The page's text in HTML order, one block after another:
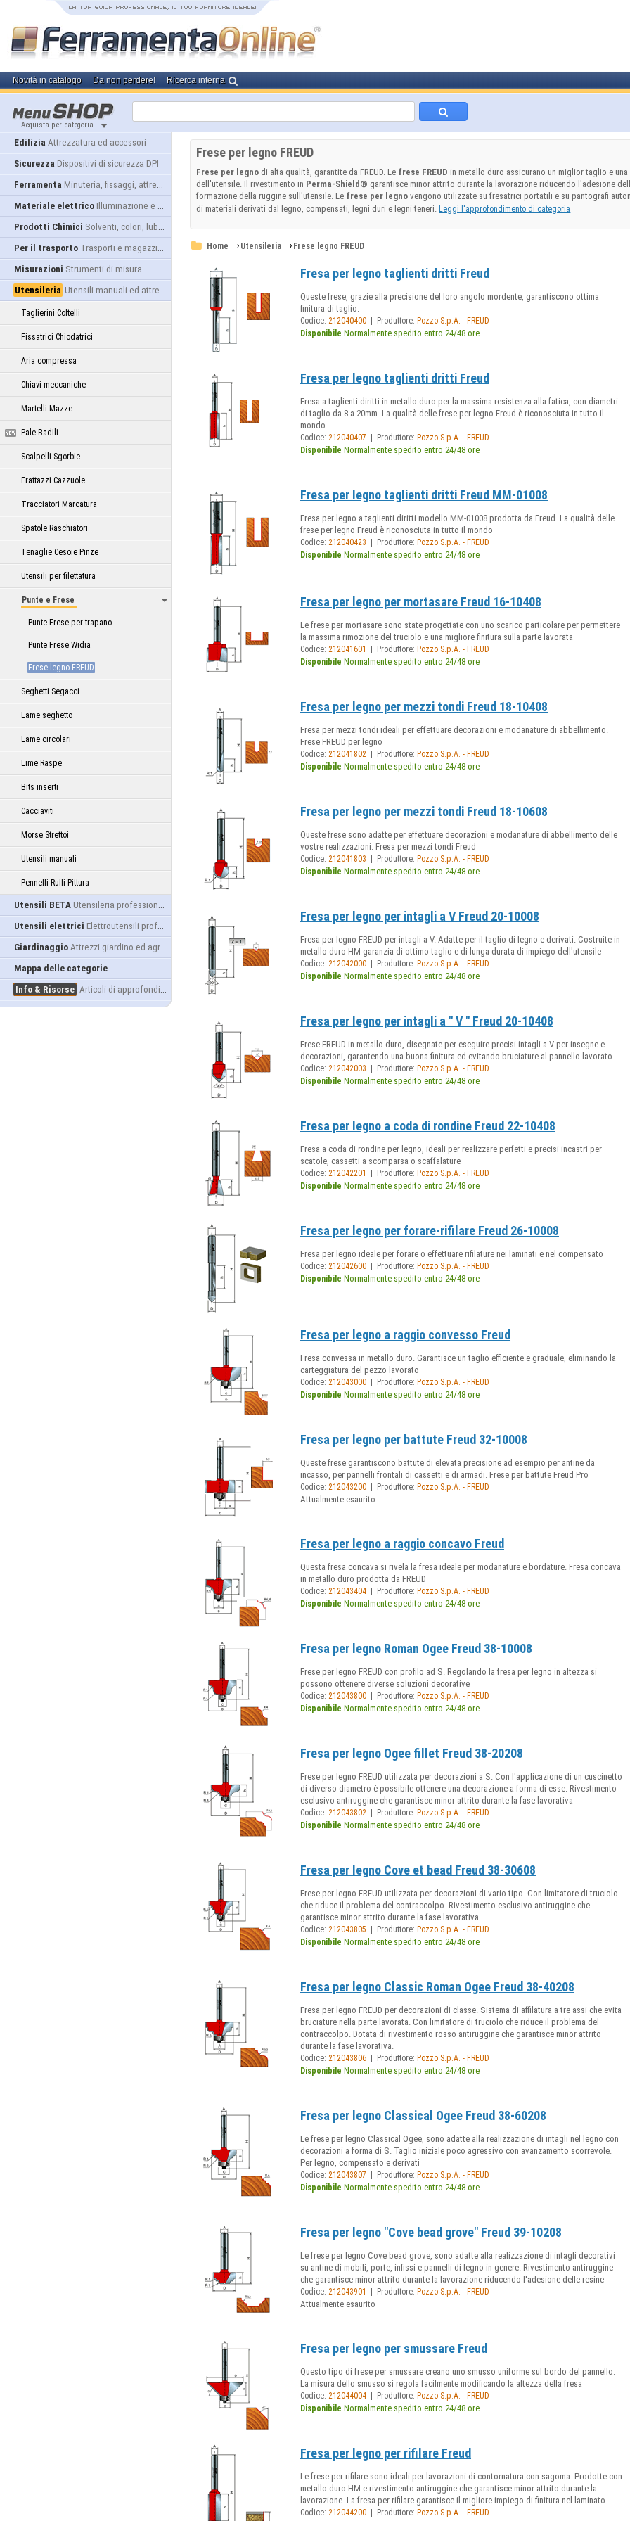
Novità in catalogo Da non perdere! Ricerca interna
Acquista per categoria
Edilizia Attrezzatura ed accessori
Sicurezza Dispositivi di sicurezza DPI
Ferramenta Minuteria, fissaggi, attrezzatura
Materiale elettrico Illuminazione e alimentazione
Prodotti Chimici Solventi, colori, lubrificanti...
Per il trasporto Trasporti e magazzino
Misurazioni Strumenti di misura
Utensileria Utensili manuali ed attrezzature
Taglierini Coltelli
Fissatrici Chiodatrici
Aria compressa
Chiavi meccaniche
Martelli Mazze
Pale Badili
Scalpelli Sgorbie
Frattazzi Cazzuole
Tracciatori Marcatura
Spatole Raschiatori
Tenaglie Cesoie Pinze
Utensili per filettatura
Punte e Frese
Punte Frese per trapano
Punte Frese Widia
Frese legno FREUD
Seghetti Segacci
Lame seghetto
Lame circolari
Lime Raspe
Bits inserti
Cacciaviti
Morse Strettoi
Utensili manuali
Pennelli Rulli Pittura
Utensili BETA Utensileria professionale
Utensili elettrici Elettroutensili professionali
Giardinaggio Attrezzi giardino ed agricoltura
Mappa delle categorie
Info & Risorse Articoli di approfondimento
Frese per legno FREUD
Frese per legno di alta qualità, garantite da FREUD. Le frese FREUD in metallo duro assicurano un miglior taglio e
dell'utensile. Il rivestimento in Perma-Shield® garantisce minor attrito durante la lavorazione riducendo l'adesione
formazione della ruggine sull'utensile. Le frese per legno vengono utilizzate su fresatrici portatili e su pantografi
di materiali derivati dal legno, compensati, legni duri e legni teneri.Leggi l'approfondimento di categoria
Home › Utensileria › Frese legno FREUD
Fresa per legno taglienti dritti Freud
Queste frese, grazie alla precisione del loro angolo mordente, garantiscono ottima
finitura di taglio.
Codice:212040400 | Produttore: Pozzo S.p.A. - FREUD
Disponibile Normalmente spedito entro 24/48 ore
Fresa per legno taglienti dritti Freud
Fresa a taglienti diritti in metallo duro per la massima resistenza alla fatica, con diametri
di taglio da 8 a 20mm. La qualità delle frese per legno Freud è riconosciuta in tutto il
mondo
Codice:212040407 | Produttore: Pozzo S.p.A. - FREUD
Disponibile Normalmente spedito entro 24/48 ore
Fresa per legno taglienti dritti Freud MM-01008
Fresa per legno a taglienti diritti modello MM-01008 prodotta da Freud. La qualità delle
frese per legno Freud è riconosciuta in tutto il mondo
Codice:212040423 | Produttore: Pozzo S.p.A. - FREUD
Disponibile Normalmente spedito entro 24/48 ore
Fresa per legno per mortasare Freud 16-10408
Le frese per mortasare sono state progettate con uno scarico particolare per permettere
la massima rimozione del truciolo e una migliore finitura sulla parte lavorata
Codice:212041601 | Produttore: Pozzo S.p.A. - FREUD
Disponibile Normalmente spedito entro 24/48 ore
Fresa per legno per mezzi tondi Freud 18-10408
Fresa per mezzi tondi ideali per effettuare decorazioni e modanature di abbellimento.
Frese FREUD per legno
Codice:212041802 | Produttore: Pozzo S.p.A. - FREUD
Disponibile Normalmente spedito entro 24/48 ore
Fresa per legno per mezzi tondi Freud 18-10608
Queste frese sono adatte per effettuare decorazioni e modanature di abbellimento delle
vostre realizzazioni. Fresa per mezzi tondi Freud
Codice:212041803 | Produttore: Pozzo S.p.A. - FREUD
Disponibile Normalmente spedito entro 24/48 ore
Fresa per legno per intagli a V Freud 20-10008
Fresa per legno FREUD per intagli a V. Adatte per il taglio di legno e derivati. Costruite in
metallo duro HM garanzia di ottimo taglio e di lunga durata di impiego dell'utensile
Codice:212042000 | Produttore: Pozzo S.p.A. - FREUD
Disponibile Normalmente spedito entro 24/48 ore
Fresa per legno per intagli a " V " Freud 20-10408
Frese FREUD in metallo duro, disegnate per eseguire precisi intagli a V per insegne e
decorazioni, garantendo una buona finitura ed evitando bruciature al pannello lavorato
Codice:212042003 | Produttore: Pozzo S.p.A. - FREUD
Disponibile Normalmente spedito entro 24/48 ore
Fresa per legno a coda di rondine Freud 22-10408
Fresa a coda di rondine per legno, ideali per realizzare perfetti e precisi incastri per
scatole, cassetti a scomparsa o scaffalature
Codice:212042201 | Produttore: Pozzo S.p.A. - FREUD
Disponibile Normalmente spedito entro 24/48 ore
Fresa per legno per forare-rifilare Freud 26-10008
Fresa per legno ideale per forare o effettuare rifilature nei laminati e nel compensato
Codice:212042600 | Produttore: Pozzo S.p.A. - FREUD
Disponibile Normalmente spedito entro 24/48 ore
Fresa per legno a raggio convesso Freud
Fresa convessa in metallo duro. Garantisce un taglio efficiente e graduale, eliminando la
carteggiatura del pezzo lavorato
Codice:212043000 | Produttore: Pozzo S.p.A. - FREUD
Disponibile Normalmente spedito entro 24/48 ore
Fresa per legno per battute Freud 32-10008
Queste frese garantiscono battute di elevata precisione ad esempio per antine da
incasso, per pannelli frontali di cassetti e di armadi. Frese per battute Freud Pro
Codice:212043200 | Produttore: Pozzo S.p.A. - FREUD
Attualmente esaurito
Fresa per legno a raggio concavo Freud
Questa fresa concava si rivela la fresa ideale per modanature e bordature. Fresa concava
in metallo duro prodotta da FREUD
Codice:212043404 | Produttore: Pozzo S.p.A. - FREUD
Disponibile Normalmente spedito entro 24/48 ore
Fresa per legno Roman Ogee Freud 38-10008
Frese per legno FREUD con profilo ad S. Regolando la fresa per legno in altezza si
possono ottenere diverse soluzioni decorative
Codice:212043800 | Produttore: Pozzo S.p.A. - FREUD
Disponibile Normalmente spedito entro 24/48 ore
Fresa per legno Ogee fillet Freud 38-20208
Frese per legno FREUD utilizzata per decorazioni a S. Con l'applicazione di un cuscinetto
di diverso diametro è possibile ottenere una decorazione a forma di esse. Rivestimento
esclusivo antiruggine che garantisce minor attrito durante la fase lavorativa
Codice:212043802 | Produttore: Pozzo S.p.A. - FREUD
Disponibile Normalmente spedito entro 24/48 ore
Fresa per legno Cove et bead Freud 38-30608
Frese per legno FREUD utilizzata per decorazioni di vario tipo. Con limitatore di truciolo
che riduce il problema del contraccolpo. Rivestimento esclusivo antiruggine che
garantisce minor attrito durante la fase lavorativa
Codice:212043805 | Produttore: Pozzo S.p.A. - FREUD
Disponibile Normalmente spedito entro 24/48 ore
Fresa per legno Classic Roman Ogee Freud 38-40208
Fresa per legno FREUD per decorazioni di classe. Sistema di affilatura a tre assi che evita
bruciature nella parte lavorata. Con limitatore di truciolo che riduce il problema del
contraccolpo. Dotata di rivestimento rosso antiruggine che garantisce minor attrito
durante la fase lavorativa.
Codice:212043806 | Produttore: Pozzo S.p.A. - FREUD
Disponibile Normalmente spedito entro 24/48 ore
Fresa per legno Classical Ogee Freud 38-60208
Le frese per legno Classical Ogee, sono adatte alla realizzazione di intagli nel legno con
decorazioni a forma di S. Taglio iniziale poco agressivo con avanzamento scorrevole.
Per legno, compensato e derivati
Codice:212043807 | Produttore: Pozzo S.p.A. - FREUD
Disponibile Normalmente spedito entro 24/48 ore
Fresa per legno "Cove bead grove" Freud 39-10208
Le frese per legno Cove bead grove, sono adatte alla realizzazione di intagli decorativi
su antine di mobili, porte, infissi e pannelli di legno in genere. Rivestimento antiruggine
che garantisce minor attrito durante la lavorazione riducendo l'adesione delle resine
Codice:212043901 | Produttore: Pozzo S.p.A. - FREUD
Attualmente esaurito
Fresa per legno per smussare Freud
Questo tipo di frese per smussare creano uno smusso uniforme sul bordo del pannello.
La misura dello smusso si regola facilmente modificando la altezza della fresa
Codice:212044004 | Produttore: Pozzo S.p.A. - FREUD
Disponibile Normalmente spedito entro 24/48 ore
Fresa per legno per rifilare Freud
Le frese per rifilare sono ideali per lavorazioni di contornatura con sagoma. Prodotte con
metallo duro HM e rivestimento antiruggine che garantisce minor attrito durante la
lavorazione. La fresa per rifilare garantisce il migliore impiego di finitura nel laminato
Codice:212044200 | Produttore: Pozzo S.p.A. - FREUD